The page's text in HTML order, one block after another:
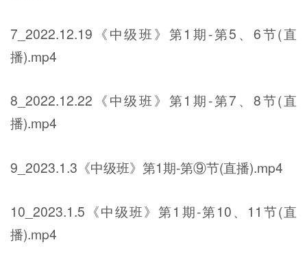
7_2022.12.19《中级班》第1期-第5、6节(直
播).mp4
8_2022.12.22《中级班》第1期-第7、8节(直
播).mp4
9_2023.1.3《中级班》第1期-第⑨节(直播).mp4
10_2023.1.5《中级班》第1期-第10、11节(直
播).mp4